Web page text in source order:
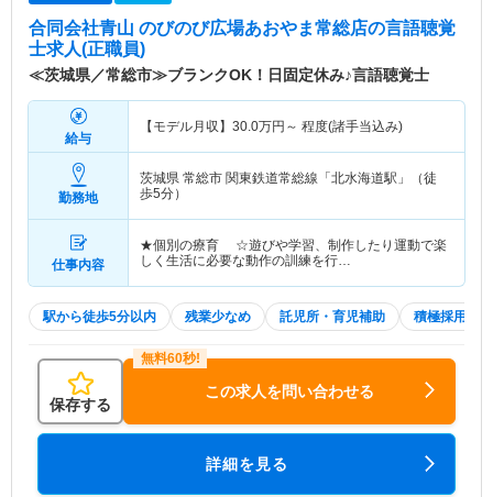
合同会社青山 のびのび広場あおやま常総店の言語聴覚
士求人(正職員)
≪茨城県／常総市≫ブランクOK！日固定休み♪言語聴覚士
給与
【モデル月収】 30.0万円～ 程度(諸手当込み)
勤務地
茨城県 常総市 関東鉄道常総線「北水海道駅」（徒
歩5分）
仕事内容
★個別の療育 ☆遊びや学習、制作したり運動で楽
しく生活に必要な動作の訓練を行…
駅から徒歩5分以内 残業少なめ 託児所・育児補助 積極採用中
保存する
この求人を問い合わせる
詳細を見る